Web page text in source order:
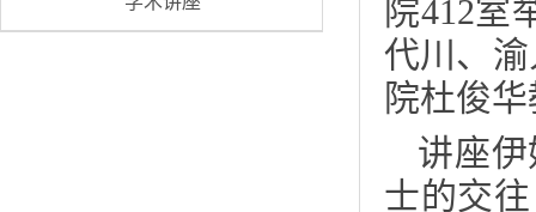
院412室
代川、
院杜俊
讲座
士的交